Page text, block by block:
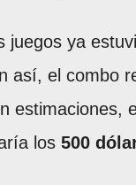
juegos ya
así, el combo
estimaciones,
los 500